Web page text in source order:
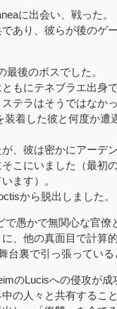
に出会い、戦った。
あり、彼らが後のゲ
後のボスでした。
もにテネブラエ出身
テラはそうではなかっ
着した彼と何度か
、彼は密かにアーデ
こにいました（最初
ます）。
から脱出しました。
愚かで無関心な官僚
、他の真面目で計算
台裏で引っ張ってい
のLucisへの侵攻が
の人々と共有するこ